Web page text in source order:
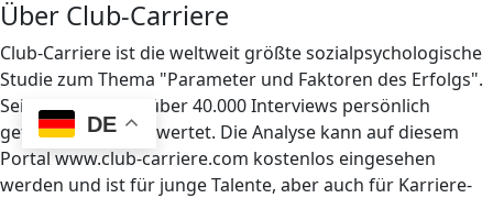
DE
Über Club-Carriere
Club-Carriere ist die weltweit größte sozialpsychologische
Studie zum Thema "Parameter und Faktoren des Erfolgs".
Seit 1997 wurden über 40.000 Interviews persönlich
geführt und ausgewertet. Die Analyse kann auf diesem
Portal www.club-carriere.com kostenlos eingesehen
werden und ist für junge Talente, aber auch für Karriere-